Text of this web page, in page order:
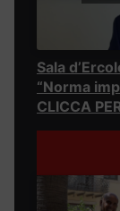
Sala
“Norma
CLICCA